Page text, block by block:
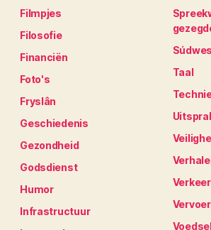
Filmpjes
Filosofie
Financiën
Foto's
Fryslân
Geschiedenis
Gezondheid
Godsdienst
Humor
Infrastructuur
Taal
Verkeer
Vervoer